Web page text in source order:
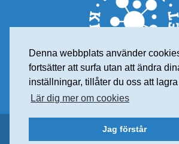
Denna webbplats använder
fortsätter att surfa utan att ändra
inställningar, tillåter du oss att
Lär dig mer om cookies
Jag förstår
© 2015 Svenska Kemisamfundet – Alla
Personuppgiftspolicy| Org nr: 802001-7565 |